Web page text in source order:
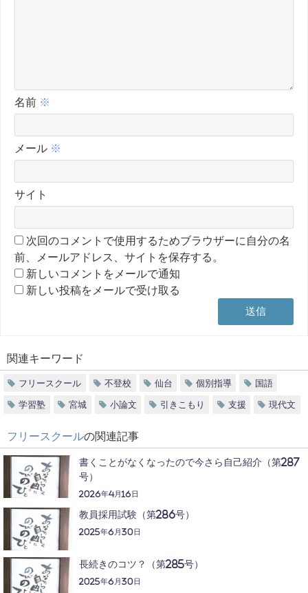
名前 ※
メール ※
サイト
次回のコメントで使用するためブラウザーに自分の名
前、メールアドレス、サイトを保存する。
新しいコメントをメールで通知
新しい投稿をメールで受け取る
関連キーワード
フリースクール 不登校 仙台 個別指導 国語
学習塾 宮城 小論文 引きこもり 支援 現代文
フリースクールの関連記事
書くことがなくなったので今さら自己紹介（第287
号）
2026年4月16日
教員採用試験（第286号）
2025年6月30日
長続きのコツ？（第285号）
2025年6月30日